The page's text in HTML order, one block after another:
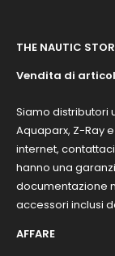
THE NAUTIC
Vendita di
Siamo distributori
Aquaparx, Z-Ray
internet,
hanno una
documentazione
accessori inclusi
AFFARE